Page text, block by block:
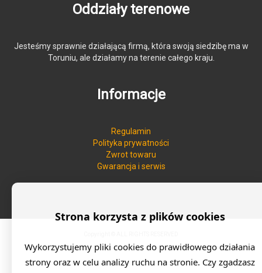
Oddziały terenowe
Jesteśmy sprawnie działającą firmą, która swoją siedzibę ma w
Toruniu, ale działamy na terenie całego kraju.
Informacje
Regulamin
Polityka prywatności
Zwrot towaru
Gwarancja i serwis
Strona korzysta z plików cookies
Wykorzystujemy pliki cookies do prawidłowego działania
strony oraz w celu analizy ruchu na stronie. Czy zgadzasz